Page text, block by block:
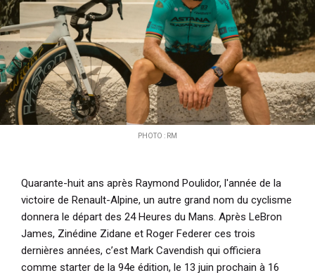
PHOTO : RM
Quarante-huit ans après Raymond Poulidor, l'année de la
victoire de Renault-Alpine, un autre grand nom du cyclisme
donnera le départ des 24 Heures du Mans. Après LeBron
James, Zinédine Zidane et Roger Federer ces trois
dernières années, c’est Mark Cavendish qui officiera
comme starter de la 94e édition, le 13 juin prochain à 16